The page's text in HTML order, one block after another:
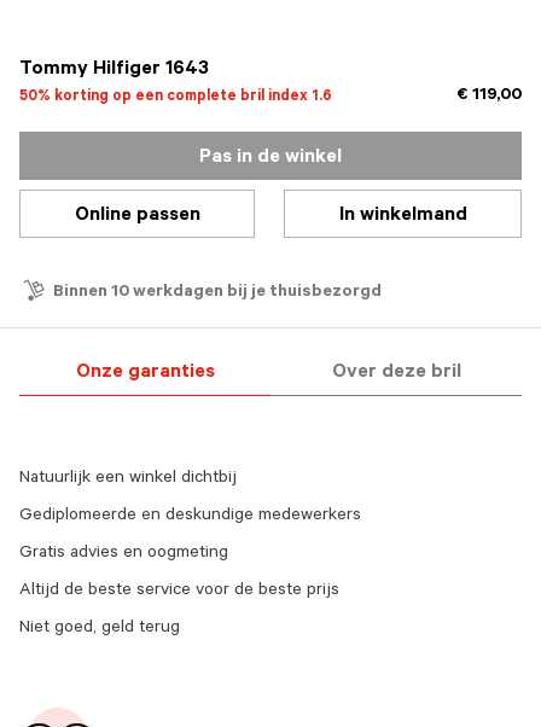
Tommy Hilfiger 1643
50% korting op een complete bril index 1.6 € 119,00
Pas in de winkel
Online passen In winkelmand
Binnen 10 werkdagen bij je thuisbezorgd
Onze garanties Over deze bril
Natuurlijk een winkel dichtbij
Gediplomeerde en deskundige medewerkers
Gratis advies en oogmeting
Altijd de beste service voor de beste prijs
Niet goed, geld terug